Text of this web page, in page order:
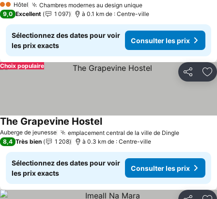
2 Étoiles
Hôtel Chambres modernes au design unique
9,0 Excellent 1 097 à 0.1 km de : Centre-ville
Sélectionnez des dates pour voir
les prix exacts
Consulter les prix
Partager
Choix populaire
Auberge de jeunesse emplacement central de la ville de Dingle
The Grapevine Hostel
8,4 Très bien 1 208 à 0.3 km de : Centre-ville
Sélectionnez des dates pour voir
les prix exacts
Consulter les prix